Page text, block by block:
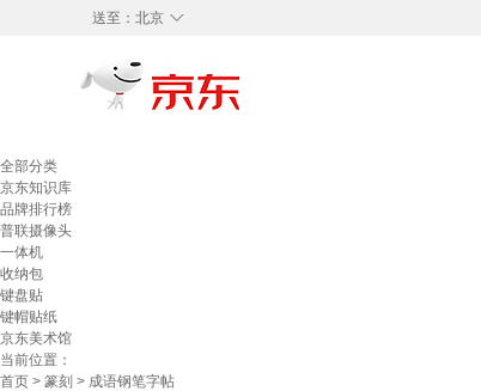
◇
送至： 北京
全部分类
京东知识库
品牌排行榜
普联摄像头
一体机
收纳包
键盘贴
键帽贴纸
京东美术馆
当前位置：
首页 > 篆刻 > 成语钢笔字帖